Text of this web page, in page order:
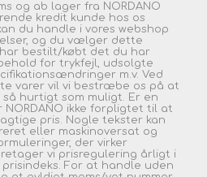
og ab lager fra NORDANO
kredit kunde hos os
du handle i vores webshop
og du vælger dette
bestilt/købt det du har
for trykfejl, udsolgte
m.v. Ved
varer vil vi bestræbe os på at
hurtigt som muligt. Er en
ikke forpligtet til at
pris. Nogle tekster kan
eller maskinoversat og
der virker
vi prisregulering årligt i
For at handle uden